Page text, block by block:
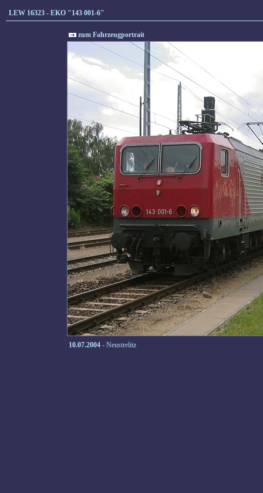
LEW 16323 - EKO "143 001-6"
zum Fahrzeugportrait
10.07.2004 - Neustrelitz